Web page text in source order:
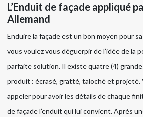
L’Enduit de façade appliqué
Allemand
Enduire la façade est un bon moyen pour
vous voulez vous déguerpir de l’idée de la
parfaite solution. Il existe quatre (4)
produit : écrasé, gratté, taloché et projeté.
appeler pour avoir les détails de chaque
de façade l’enduit qui lui convient. Après